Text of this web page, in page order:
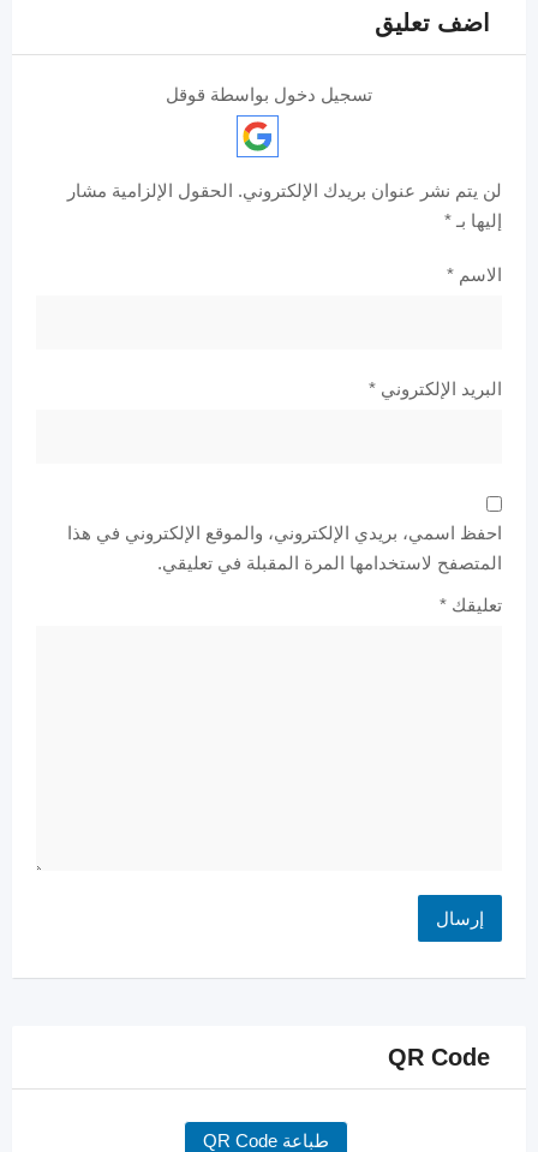
اضف تعليق
تسجيل دخول بواسطة قوقل
لن يتم نشر عنوان بريدك الإلكتروني. الحقول الإلزامية مشار
إليها بـ *
الاسم *
البريد الإلكتروني *
احفظ اسمي، بريدي الإلكتروني، والموقع الإلكتروني في هذا
المتصفح لاستخدامها المرة المقبلة في تعليقي.
تعليقك *
QR Code
طباعة QR Code